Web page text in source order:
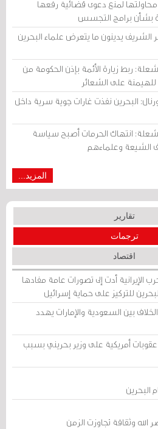
لمنع دعوى قضائية رفعها
بشأن برامج التجسس
الشريف يدينون ما يتعرض علماء البحرين
ربط زيارة الأئمة بإذن الحكومة من
على الشعائر
البحرين نفذت غارات جوية سرية داخل
انتهاك الحرمات أصبح سياسة
الشيعة وعلماءهم
المزيد...
تقارير
ترجمات
اقتصاد
الإيرانية أدت إلى تصورات عامة مفادها
للتركيز على حماية إسرائيل
بين السعودية والإمارات يهدد
أمريكية على وزير بحريني بسبب
البحرين
وثقافة تجاوزت الزمن